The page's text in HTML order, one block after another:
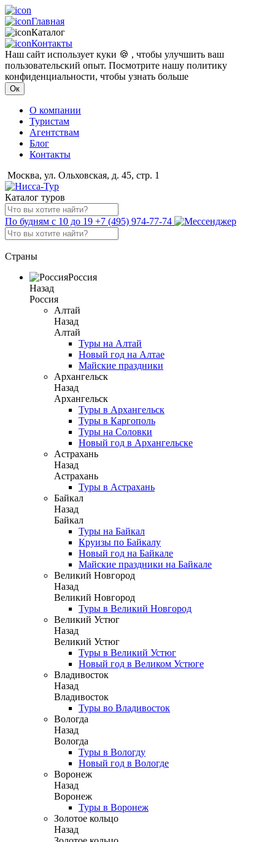
Главная
Каталог
Контакты
Наш сайт использует куки 🍪 , чтобы улучшить ваш
пользовательский опыт. Посмотрите нашу политику
конфиденциальности, чтобы узнать больше
Ок
О компании
Туристам
Агентствам
Блог
Контакты
Москва, ул. Ольховская, д. 45, стр. 1
Каталог туров
По будням с 10 до 19 +7 (495) 974-77-74
Страны
Россия
Назад
Россия
Алтай
Назад
Алтай
Туры на Алтай
Новый год на Алтае
Майские праздники
Архангельск
Назад
Архангельск
Туры в Архангельск
Туры в Каргополь
Туры на Соловки
Новый год в Архангельске
Астрахань
Назад
Астрахань
Туры в Астрахань
Байкал
Назад
Байкал
Туры на Байкал
Круизы по Байкалу
Новый год на Байкале
Майские праздники на Байкале
Великий Новгород
Назад
Великий Новгород
Туры в Великий Новгород
Великий Устюг
Назад
Великий Устюг
Туры в Великий Устюг
Новый год в Великом Устюге
Владивосток
Назад
Владивосток
Туры во Владивосток
Вологда
Назад
Вологда
Туры в Вологду
Новый год в Вологде
Воронеж
Назад
Воронеж
Туры в Воронеж
Золотое кольцо
Назад